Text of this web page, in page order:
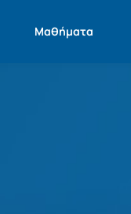
Μαθήματα
Τάξη)